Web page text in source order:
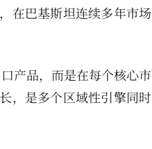
在巴基斯坦连续多年市场
产品，而是在每个核心市
，是多个区域性引擎同时